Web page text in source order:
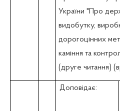
України "Про
видобутку,
дорогоцінних
каміння та
(друге читання)
Доповідає: